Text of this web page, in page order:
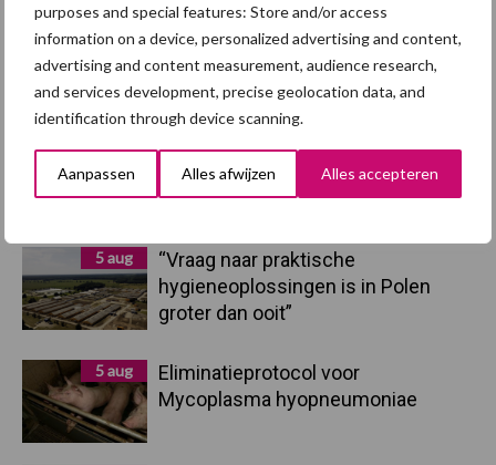
purposes and special features: Store and/or access
information on a device, personalized advertising and content,
advertising and content measurement, audience research,
and services development, precise geolocation data, and
identification through device scanning.
Aanpassen Alles afwijzen Alles accepteren
Sidebar
7 aug
Britse varkenssector vreest
afzetcrisis in het najaar
7 aug
Hittestress: wat gebeurt er en hoe
kunnen we het voorkomen?
5 aug
“Vraag naar praktische
hygieneoplossingen is in Polen
groter dan ooit”
5 aug
Eliminatieprotocol voor
Mycoplasma hyopneumoniae